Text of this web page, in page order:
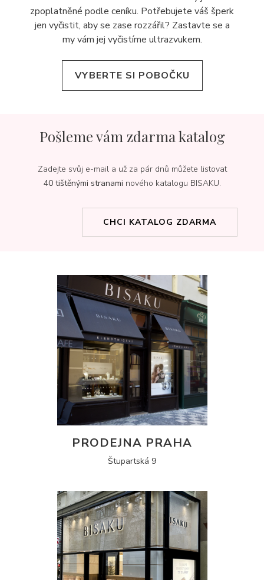
zpoplatněné podle ceníku. Potřebujete váš šperk
jen vyčistit, aby se zase rozzářil? Zastavte se a
my vám jej vyčistíme ultrazvukem.
VYBERTE SI POBOČKU
Pošleme vám zdarma katalog
Zadejte svůj e-mail a už za pár dnů můžete listovat
40 tištěnými stranami nového katalogu BISAKU.
CHCI KATALOG ZDARMA
PRODEJNA PRAHA
Štupartská 9